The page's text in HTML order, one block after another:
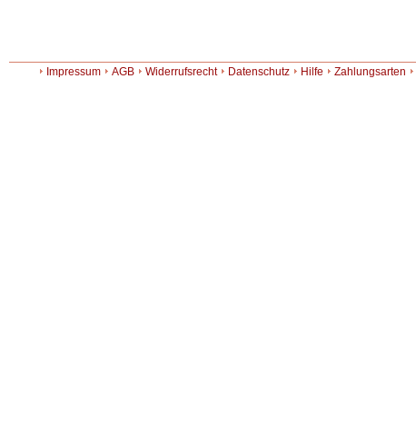
Impressum AGB Widerrufsrecht Datenschutz Hilfe Zahlungsarten